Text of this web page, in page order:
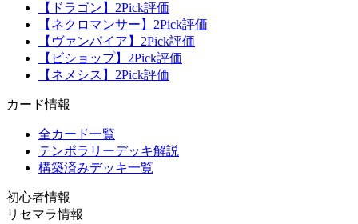
【ドラゴン】2Pick評価
【ネクロマンサー】2Pick評価
【ヴァンパイア】2Pick評価
【ビショップ】2Pick評価
【ネメシス】2Pick評価
カード情報
全カード一覧
テンポラリーデッキ解説
構築済みデッキ一覧
初心者情報
リセマラ情報